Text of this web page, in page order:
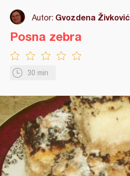
Autor: Gvozdena Živković
30 min
Posna zebra